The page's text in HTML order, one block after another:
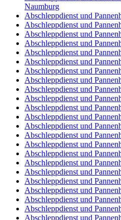
Naumburg
Abschleppdienst und
Abschleppdienst und
Abschleppdienst und
Abschleppdienst und
Abschleppdienst und
Abschleppdienst und
Abschleppdienst und
Abschleppdienst und
Abschleppdienst und
Abschleppdienst und
Abschleppdienst und
Abschleppdienst und
Abschleppdienst und
Abschleppdienst und
Abschleppdienst und
Abschleppdienst und
Abschleppdienst und
Abschleppdienst und
Abschleppdienst und
Abschleppdienst und
Abschleppdienst und
Abschleppdienst und
Abschleppdienst und